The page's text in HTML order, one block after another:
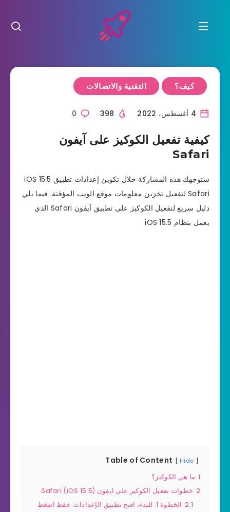
كيف؟ التقنية والاتصالات
0
كيفية تفعيل الكوكيز على آيفون
Safari
ستوجهك هذه المشاركة خلال تكوين إعدادات تطبيق iOS 15.5
Safari لتفعيل تخزين معلومات موقع الويب المؤقتة. فيما يلي
دليل سريع لتفعيل الكوكيز على تطبيق آيفون Safari الذي
يعمل بنظام iOS 15.5.
Table of Content Hide
1 ما هي الكوكيز؟
2 خطوات تفعيل الكوكيز على ايفون Safari (iOS 15.5)
2.1
الخطوة 1. للبدء، افتح تطبيق الإعدادات. فقط اضغط